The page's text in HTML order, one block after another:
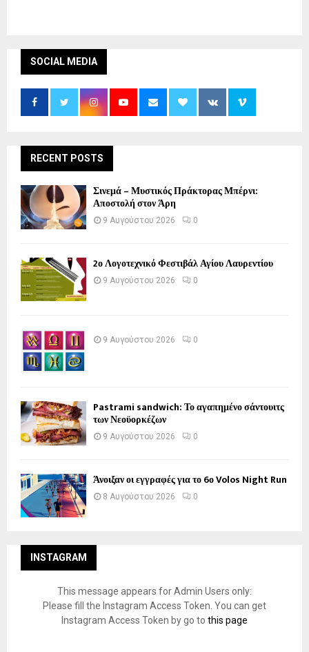
SOCIAL MEDIA
RECENT POSTS
Σινεμά – Μυστικός Πράκτορας Μπέρνι:
Αποστολή στον Άρη
9 Αυγούστου 2026 0
2ο Λογοτεχνικό Φεστιβάλ Αγίου Λαυρεντίου
9 Αυγούστου 2026 0
9 Αυγούστου 2026 0
Pastrami sandwich: Το αγαπημένο σάντουιτς
των Νεοϋορκέζων
9 Αυγούστου 2026 0
Άνοιξαν οι εγγραφές για το 6ο Volos Night Run
8 Αυγούστου 2026 0
INSTAGRAM
This message appears for Admin Users only:
Please fill the Instagram Access Token. You can get
Instagram Access Token by go to this page